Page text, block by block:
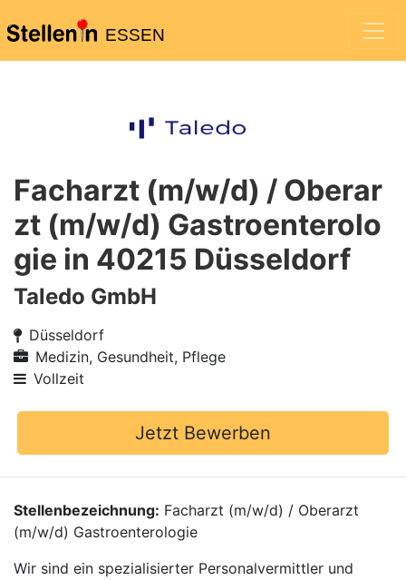
ESSEN
Facharzt (m/w/d) / Oberar
zt (m/w/d) Gastroenterolo
gie in 40215 Düsseldorf
Taledo GmbH
Düsseldorf
Medizin, Gesundheit, Pflege
Vollzeit
Jetzt Bewerben
Stellenbezeichnung: Facharzt (m/w/d) / Oberarzt
(m/w/d) Gastroenterologie
Wir sind ein spezialisierter Personalvermittler und